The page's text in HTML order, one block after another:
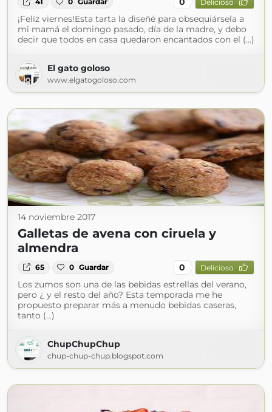
Delicioso
¡Felíz viernes!Esta tarta la diseñé para obsequiársela a
mi mamá el domingo pasado, día de la madre, y debo
decir que todos en casa quedaron encantados con el (...)
El gato goloso
www.elgatogoloso.com
14 noviembre 2017
Galletas de avena con ciruela y
almendra
65 0 Guardar 0 Delicioso
Los zumos son una de las bebidas estrellas del verano,
pero ¿ y el resto del año? Esta temporada me he
propuesto preparar más a menudo bebidas caseras,
tanto (...)
ChupChupChup
chup-chup-chup.blogspot.com